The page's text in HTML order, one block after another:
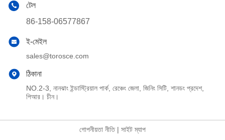
টেল
86-158-06577867
ই-মেইল
sales@torosce.com
ঠিকানা
NO.2-3, নানঝাং ইন্ডাস্ট্রিয়াল পার্ক, রেঞ্চেং জেলা, জিনিং সিটি, শানডং প্রদেশ,
পিআর। চীন।
গোপনীয়তা নীতি| সাইট ম্যাপ